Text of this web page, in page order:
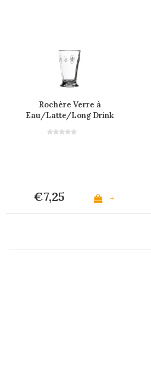
Rochère Verre à
Eau/Latte/Long Drink
€7,25 +